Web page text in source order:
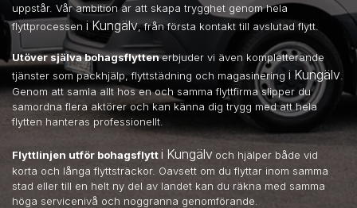
uppstår. Vår ambition är att skapa trygghet genom hela
flyttprocessen i Kungälv, från första kontakt till avslutad flytt.
Utöver själva bohagsflyttenerbjuder vi även kompletterande
tjänster som packhjälp, flyttstädning och magasinering i Kungälv
Genom att samla allt hos en och samma flyttfirma slipper du
samordna flera aktörer och kan känna dig trygg med att hela
flytten hanteras professionellt.
Flyttlinjen utför bohagsflytti Kungälv och hjälper både vid
korta och långa flyttsträckor. Oavsett om du flyttar inom samma
stad eller till en helt ny del av landet kan du räkna med samma
höga servicenivå och noggranna genomförande.